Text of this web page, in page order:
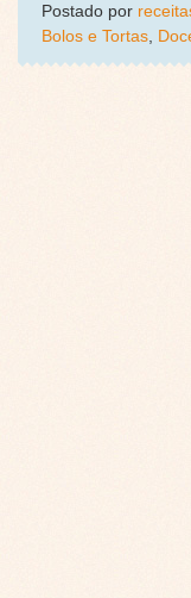
Postado por
Bolos e Tortas,